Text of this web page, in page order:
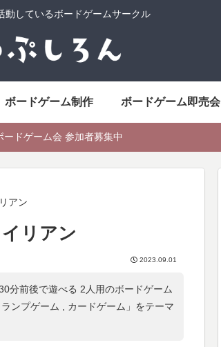
動しているボードゲームサークル
ボードゲーム制作 ボードゲーム即売会
ードゲーム会 参加者募集中
アン
リアン
2023.09.01
分前後で遊べる 2人用のボードゲーム
ンプゲーム , カードゲーム 」をテーマ